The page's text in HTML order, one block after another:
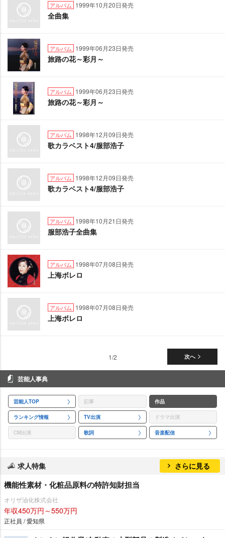
アルバム 1999年10月20日発売
全曲集
アルバム 1999年06月23日発売
旅路の花～彩月～
アルバム 1999年06月23日発売
旅路の花～彩月～
アルバム 1998年12月09日発売
歌カラベスト4/服部浩子
アルバム 1998年12月09日発売
歌カラベスト4/服部浩子
アルバム 1998年10月21日発売
服部浩子全曲集
アルバム 1998年07月08日発売
上海ボレロ
アルバム 1998年07月08日発売
上海ボレロ
次へ
1/2
芸能人事典
芸能人TOP 記事 作品
ランキング情報 TV出演 ドラマ出演
CM出演 歌詞 音楽配信
求人特集 さらに見る
機能性素材・化粧品原料の特許知財担当
オリザ油化株式会社
年収450万円～550万円
正社員 / 愛知県